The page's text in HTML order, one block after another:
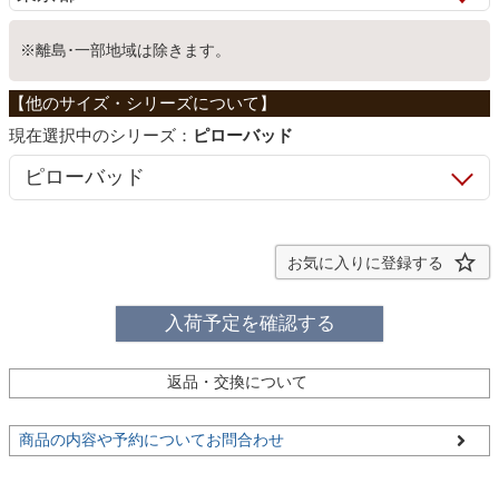
学習机
ホームオフィス
こたつ
ファブリック
※離島･一部地域は除きます。
シリーズ： ピローバッド
お気に入りに登録する
入荷予定を確認する
返品・交換について
商品の内容や予約についてお問合わせ